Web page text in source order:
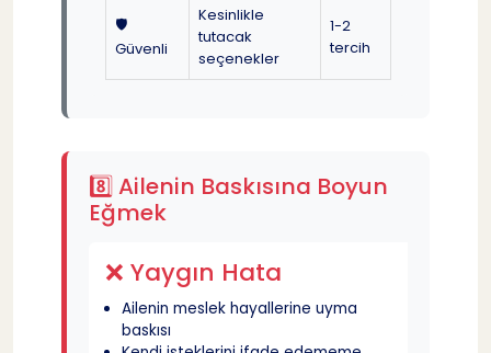
🛡️
Güvenli
Kesinlikle
tutacak
seçenekler
1-2
tercih
8️⃣ Ailenin Baskısına Boyun
Eğmek
❌ Yaygın Hata
Ailenin meslek hayallerine uyma
baskısı